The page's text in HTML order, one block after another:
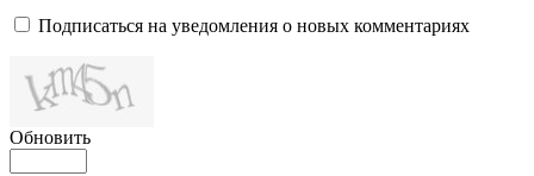
Подписаться на уведомления о новых комментариях
Обновить